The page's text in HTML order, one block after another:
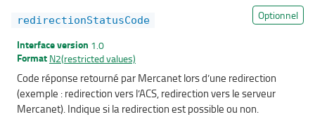
redirectionStatusCode Optionnel
Interface version 1.0
Format N2(restricted values)
Code réponse retourné par Mercanet lors d’une redirection
(exemple : redirection vers l’ACS, redirection vers le serveur
Mercanet). Indique si la redirection est possible ou non.